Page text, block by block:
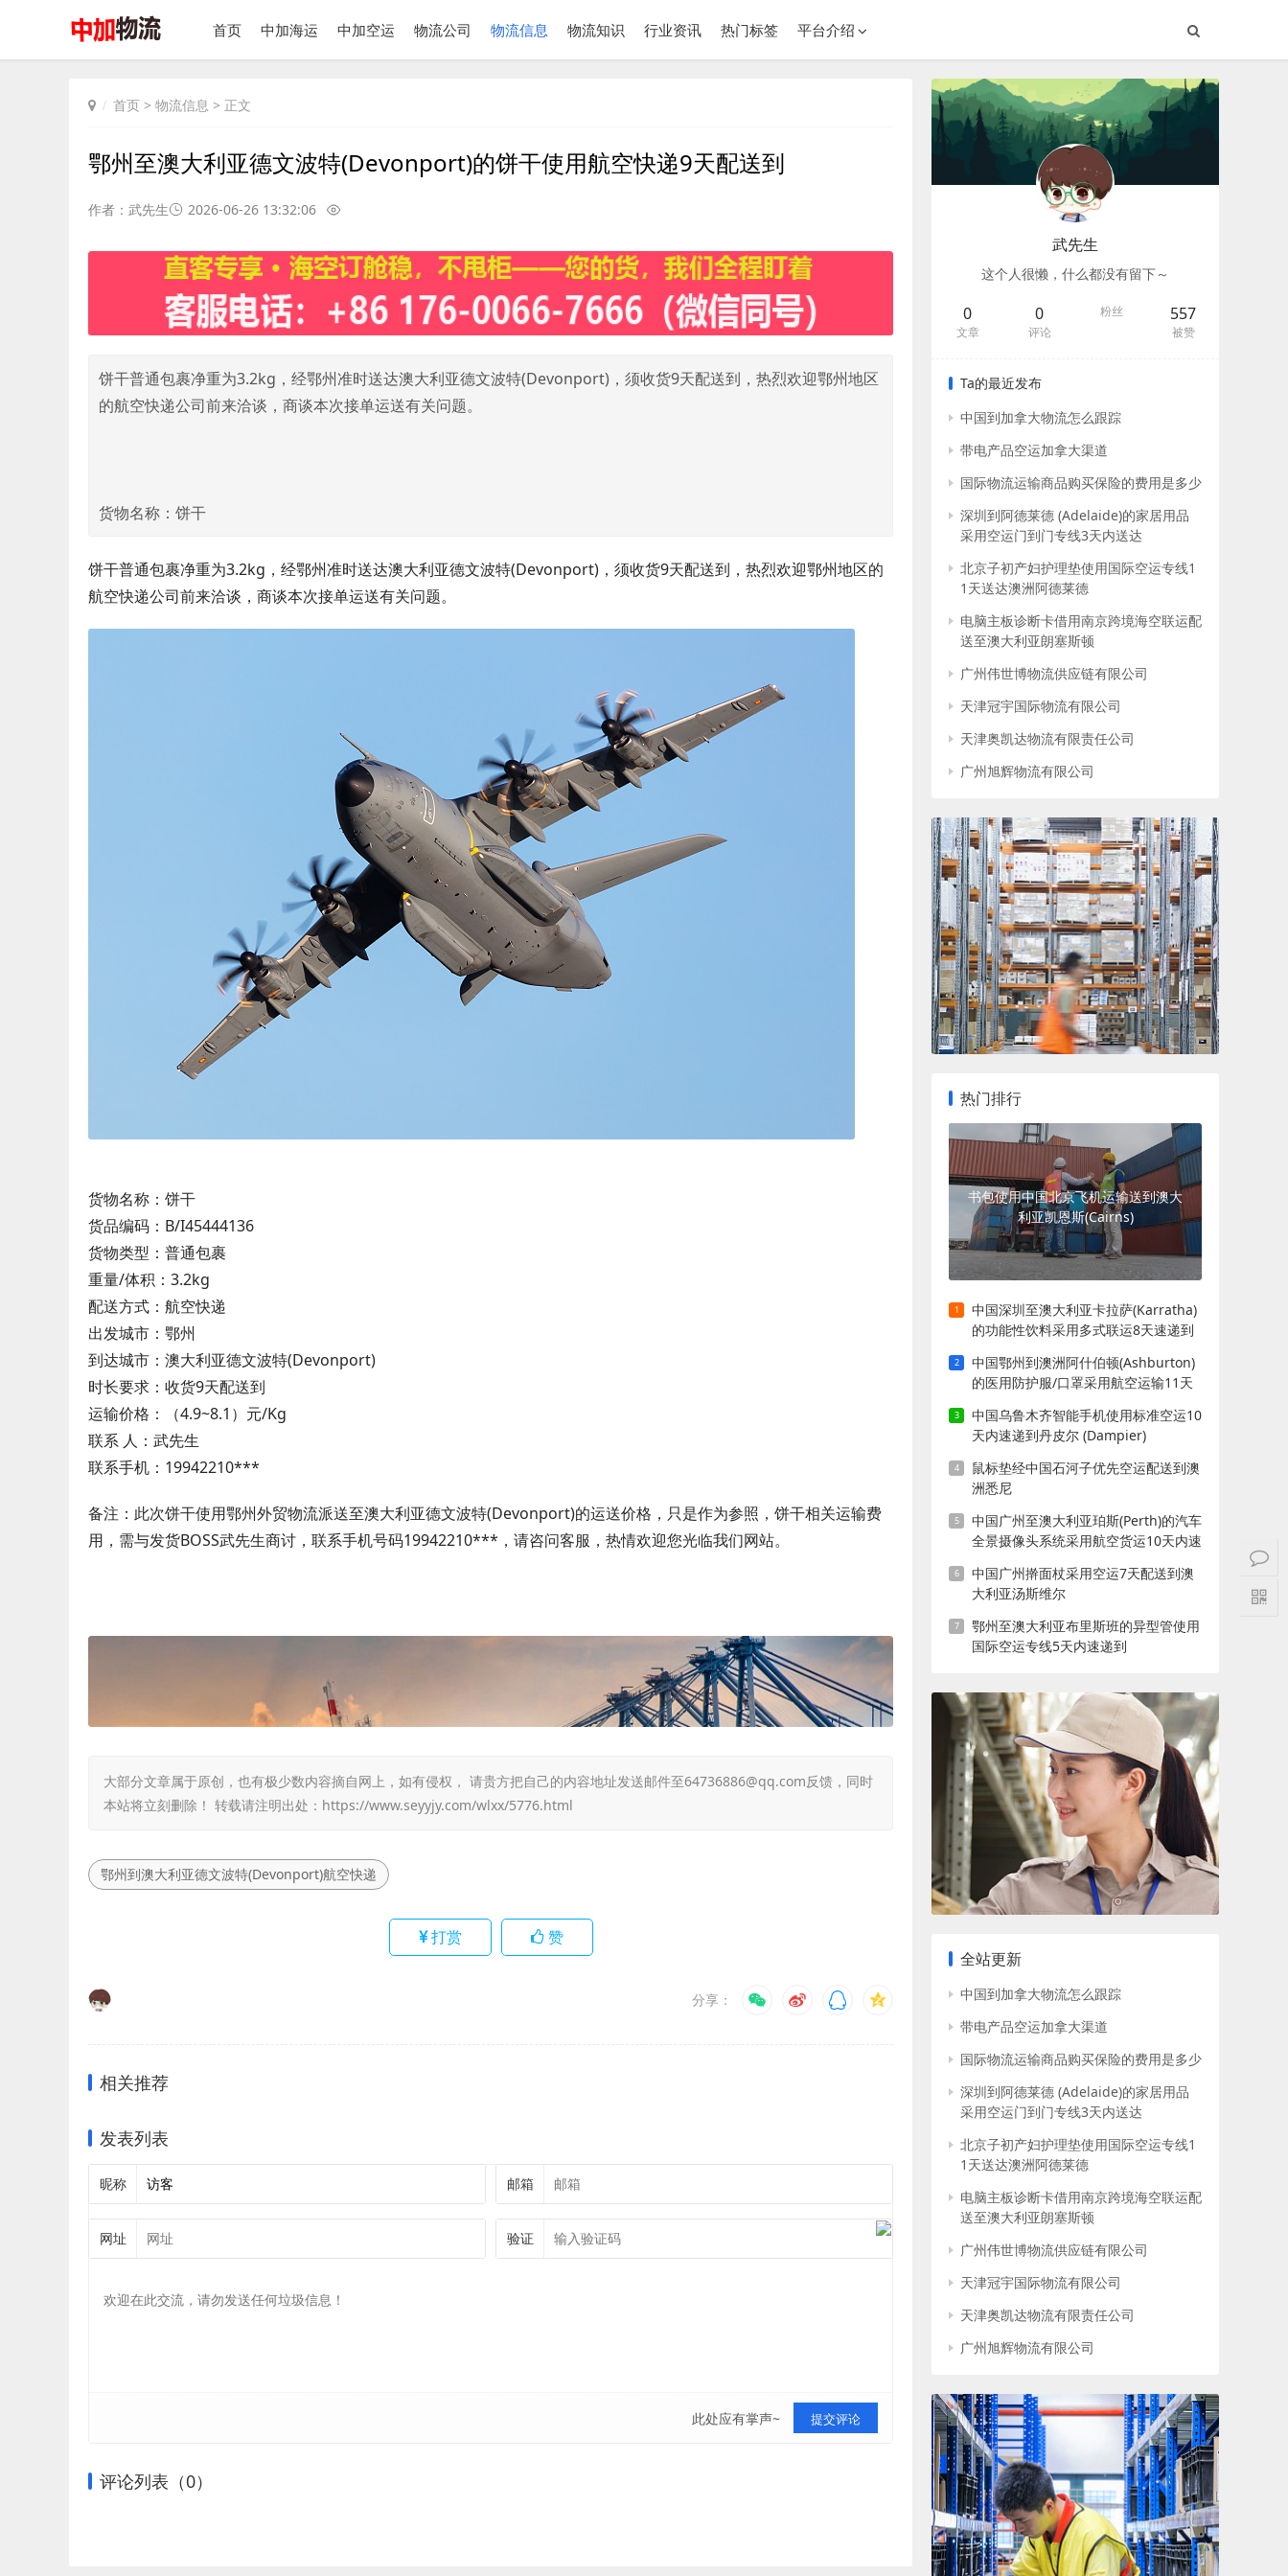
首页 中加海运 中加空运 物流公司 物流信息 物流知识 行业资讯 热门标签 平台介绍
首页 > 物流信息 > 正文
鄂州至澳大利亚德文波特(Devonport)的饼干使用航空快递9天配送到
作者：武先生 2026-06-26 13:32:06
饼干普通包裹净重为3.2kg，经鄂州准时送达澳大利亚德文波特(Devonport)，须收货9天配送到，热烈欢迎鄂州地区
的航空快递公司前来洽谈，商谈本次接单运送有关问题。
货物名称：饼干
饼干普通包裹净重为3.2kg，经鄂州准时送达澳大利亚德文波特(Devonport)，须收货9天配送到，热烈欢迎鄂州地区的
航空快递公司前来洽谈，商谈本次接单运送有关问题。
货物名称：饼干
货品编码：B/I45444136
货物类型：普通包裹
重量/体积：3.2kg
配送方式：航空快递
出发城市：鄂州
到达城市：澳大利亚德文波特(Devonport)
时长要求：收货9天配送到
运输价格：（4.9~8.1）元/Kg
联系 人：武先生
联系手机：19942210***
备注：此次饼干使用鄂州外贸物流派送至澳大利亚德文波特(Devonport)的运送价格，只是作为参照，饼干相关运输费
用，需与发货BOSS武先生商讨，联系手机号码19942210***，请咨问客服，热情欢迎您光临我们网站。
大部分文章属于原创，也有极少数内容摘自网上，如有侵权， 请贵方把自己的内容地址发送邮件至64736886@qq.com反馈，同时
本站将立刻删除！ 转载请注明出处： https://www.seyyjy.com/wlxx/5776.html
鄂州到澳大利亚德文波特(Devonport)航空快递
打赏 赞
分享：
相关推荐
发表列表
昵称 邮箱
网址 验证
此处应有掌声~ 提交评论
评论列表（0）
武先生
这个人很懒，什么都没有留下～
0
文章
0
评论
粉丝 557
被赞
Ta的最近发布
中国到加拿大物流怎么跟踪
带电产品空运加拿大渠道
国际物流运输商品购买保险的费用是多少
深圳到阿德莱德 (Adelaide)的家居用品
采用空运门到门专线3天内送达
北京子初产妇护理垫使用国际空运专线1
1天送达澳洲阿德莱德
电脑主板诊断卡借用南京跨境海空联运配
送至澳大利亚朗塞斯顿
广州伟世博物流供应链有限公司
天津冠宇国际物流有限公司
天津奥凯达物流有限责任公司
广州旭辉物流有限公司
热门排行
书包使用中国北京飞机运输送到澳大
利亚凯恩斯(Cairns)
中国深圳至澳大利亚卡拉萨(Karratha)
的功能性饮料采用多式联运8天速递到
中国鄂州到澳洲阿什伯顿(Ashburton)
的医用防护服/口罩采用航空运输11天
中国乌鲁木齐智能手机使用标准空运10
天内速递到丹皮尔 (Dampier)
鼠标垫经中国石河子优先空运配送到澳
洲悉尼
中国广州至澳大利亚珀斯(Perth)的汽车
全景摄像头系统采用航空货运10天内速
中国广州擀面杖采用空运7天配送到澳
大利亚汤斯维尔
鄂州至澳大利亚布里斯班的异型管使用
国际空运专线5天内速递到
全站更新
中国到加拿大物流怎么跟踪
带电产品空运加拿大渠道
国际物流运输商品购买保险的费用是多少
深圳到阿德莱德 (Adelaide)的家居用品
采用空运门到门专线3天内送达
北京子初产妇护理垫使用国际空运专线1
1天送达澳洲阿德莱德
电脑主板诊断卡借用南京跨境海空联运配
送至澳大利亚朗塞斯顿
广州伟世博物流供应链有限公司
天津冠宇国际物流有限公司
天津奥凯达物流有限责任公司
广州旭辉物流有限公司